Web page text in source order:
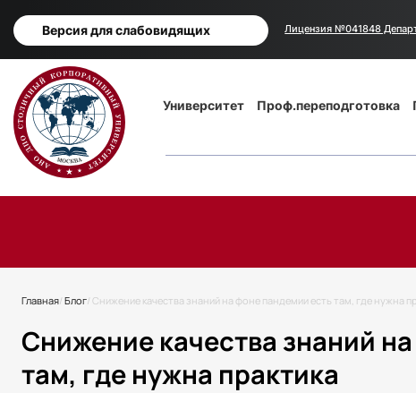
Версия для слабовидящих Лицензия №041848
Основная
навигация
Университет Проф.переподготовка
Строка
навигации
Главная Блог Снижение качества знаний на фоне пандемии есть там, где нужна
Снижение качества знаний
там, где нужна практика